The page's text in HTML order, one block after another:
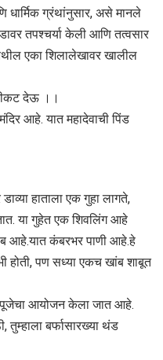
ग्रंथांनुसार, असे मानले
तपश्चर्या केली आणि तत्वसार
एका शिलालेखावर खालील
देऊ ।।
आहे. यात महादेवाची पिंड
हाताला एक गुहा लागते,
या गुहेत एक शिवलिंग आहे
आहे.यात कंबरभर पाणी आहे.हे
होती, पण सध्या एकच खांब शाबूत
आयोजन केला जात आहे.
तुम्हाला बर्फासारख्या थंड